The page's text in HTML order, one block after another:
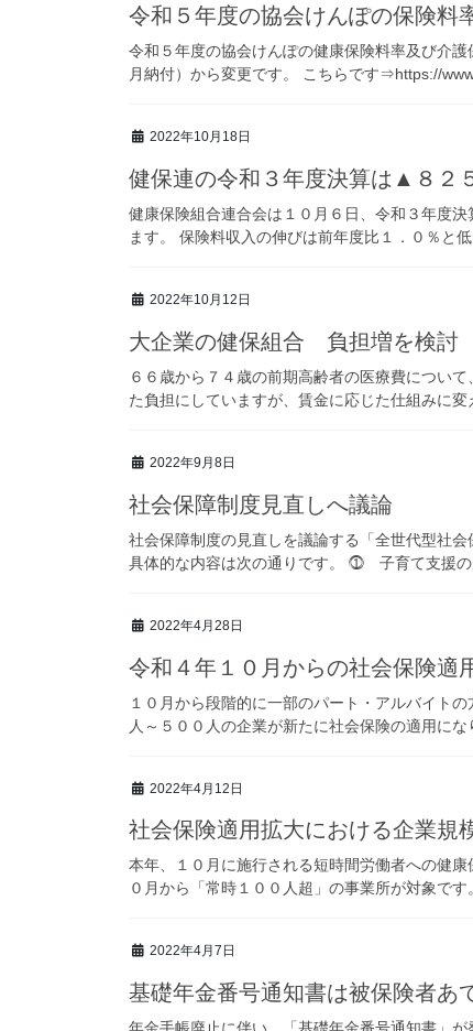
令和５年度の協会けんぽの保険料
令和５年度の協会けんぽの健康保険料率及び介
月納付）から変更です。 こちらです⇒https://
2022年10月18日
健保連の令和３年度決算は▲８２
健康保険組合連合会は１０月６日、令和３年度
ます。 保険料収入の伸びは前年度比１．０％と
2022年10月12日
大企業の健保組合 負担増を検討
６６歳から７４歳の前期高齢者の医療費につい
た負担にしていますが、賃金に応じた仕組みに
2022年9月8日
社会保障制度見直しへ議論
社会保障制度の見直しを議論する「全世代型社
具体的な内容は次の通りです。 ⓵ 子育て支
2022年4月28日
令和４年１０月からの社会保険適
１０月から段階的に一部のパート・アルバイト
人～５００人の企業が新たに社会保険の適用に
2022年4月12日
社会保険適用拡大における企業規
本年、１０月に施行される短時間労働者への健
０月から「常時１００人超」の事業所が対象で
2022年4月7日
基礎年金番号通知書は被保険者あ